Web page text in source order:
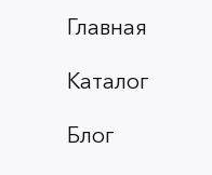
Главная
Каталог
Блог